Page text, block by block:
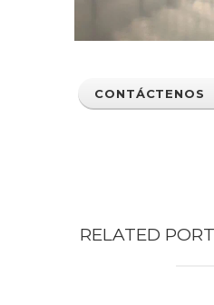
CONTÁCTENOS
RELATED